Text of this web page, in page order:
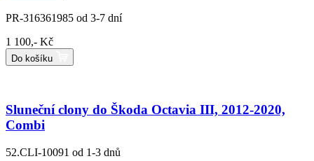
PR-316361985 od 3-7 dní
1 100,- Kč
Do košíku
Sluneční clony do Škoda Octavia III, 2012-2020,
Combi
52.CLI-10091 od 1-3 dnů